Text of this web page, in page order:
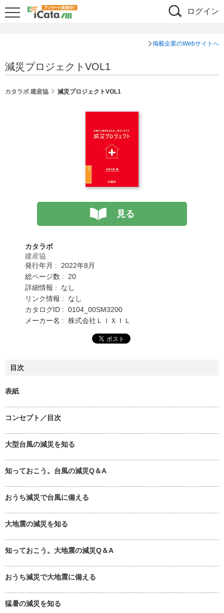
ログイン
掲載企業のWebサイトへ
減災プロジェクトVOL1
カタラボ 建産協 減災プロジェクトVOL1
見る
カタラボ
建産協
発行年月 : 2022年8月
総ページ数 : 20
詳細情報 : なし
リンク情報 : なし
カタログID : 0104_00SM3200
メーカー名 : 株式会社ＬＩＸＩＬ
目次
表紙
コンセプト／目次
大型台風の減災を知る
知っておこう。台風の減災Q＆A
おうち減災で台風に備える
大地震の減災を知る
知っておこう。大地震の減災Q＆A
おうち減災で大地震に備える
猛暑の減災を知る